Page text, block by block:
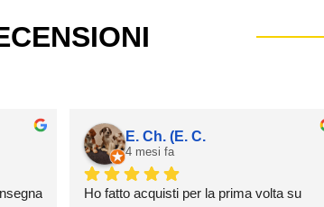
E. Ch. (E. C.
4 mesi fa
Ho fatto acquisti per la prima volta su